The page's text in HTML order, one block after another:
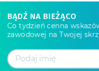
BĄDŹ NA BIEŻĄCO
Co tydzień cenna
zawodowej na Twojej